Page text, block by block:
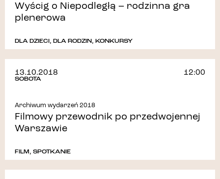
Wyścig o Niepodległą – rodzinna gra
plenerowa
DLA DZIECI, DLA RODZIN, KONKURSY
13.10.2018
SOBOTA
12:00
Archiwum wydarzeń 2018
Filmowy przewodnik po przedwojennej
Warszawie
FILM, SPOTKANIE